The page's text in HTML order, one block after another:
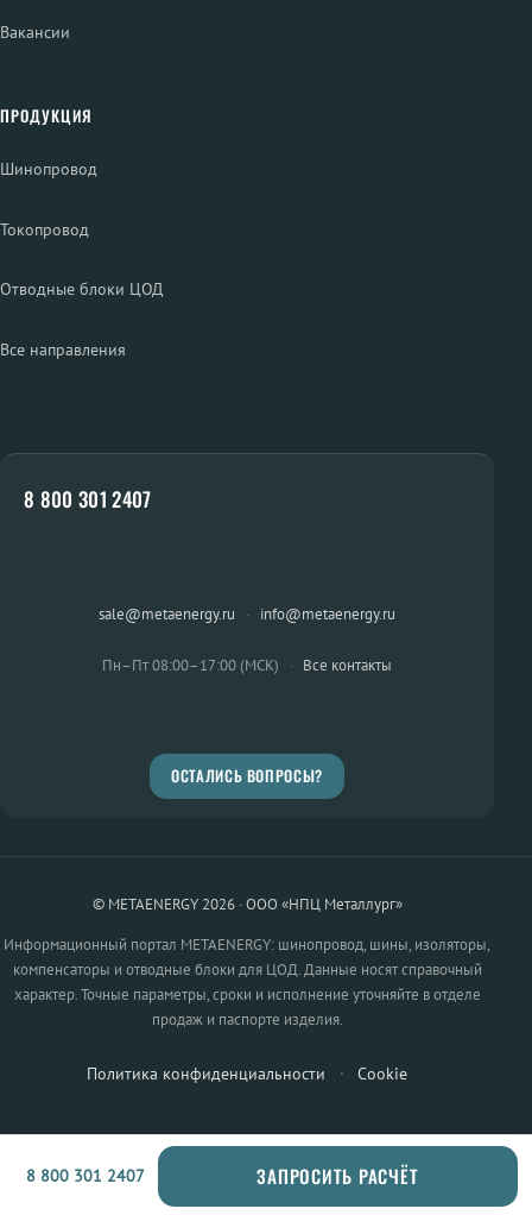
Вакансии
ПРОДУКЦИЯ
Шинопровод
Токопровод
Отводные блоки ЦОД
Все направления
8 800 301 2407
sale@metaenergy.ru · info@metaenergy.ru
Пн–Пт 08:00–17:00 (МСК) · Все контакты
ОСТАЛИСЬ ВОПРОСЫ?
© METAENERGY 2026 · ООО «НПЦ Металлург»
Информационный портал METAENERGY: шинопровод, шины, изоляторы,
компенсаторы и отводные блоки для ЦОД. Данные носят справочный
характер. Точные параметры, сроки и исполнение уточняйте в отделе
продаж и паспорте изделия.
Политика конфиденциальности · Cookie
8 800 301 2407 ЗАПРОСИТЬ РАСЧЁТ